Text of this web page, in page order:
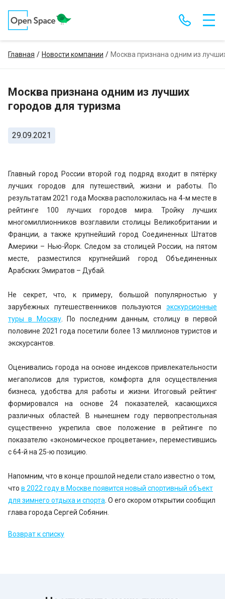
Главная Новости компании Москва признана одним из
Москва признана одним из лучших
городов для туризма
29.09.2021
Главный город России второй год подряд входит в пятёрку
лучших городов для путешествий, жизни и работы. По
результатам 2021 года Москва расположилась на 4-м месте в
рейтинге 100 лучших городов мира. Тройку лучших
многомиллионников возглавили столицы Великобритании и
Франции, а также крупнейший город Соединенных Штатов
Америки – Нью-Йорк. Следом за столицей России, на пятом
месте, разместился крупнейший город Объединенных
Арабских Эмиратов – Дубай.
Не секрет, что, к примеру, большой популярностью у
зарубежных путешественников пользуются экскурсионные
туры в Москву. По последним данным, столицу в первой
половине 2021 года посетили более 13 миллионов туристов и
экскурсантов.
Оценивались города на основе индексов привлекательности
мегаполисов для туристов, комфорта для осуществления
бизнеса, удобства для работы и жизни. Итоговый рейтинг
формировался на основе 24 показателей, касающихся
различных областей. В нынешнем году первопрестольная
существенно укрепила свое положение в рейтинге по
показателю «экономическое процветание», переместившись
с 64-й на 25-ю позицию.
Напомним, что в конце прошлой недели стало известно о том,
что в 2022 году в Москве появится новый спортивный объект
для зимнего отдыха и спорта . О его скором открытии сообщил
глава города Сергей Собянин.
Возврат к списку